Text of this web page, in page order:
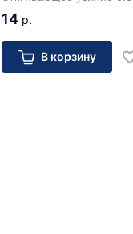
14 р.
В корзину